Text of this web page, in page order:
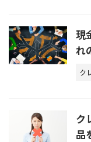
現
れ
ク
ク
品